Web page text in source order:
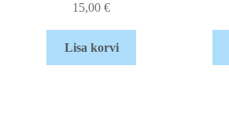
15,00€
Lisa korvi